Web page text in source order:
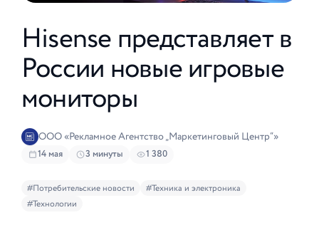
Hisense представляет в
России новые игровые
мониторы
ООО «Рекламное Агентство „Маркетинговый Центр“»
14 мая 3 минуты 1 380
#Потребительские новости
#Техника и электроника
#Технологии